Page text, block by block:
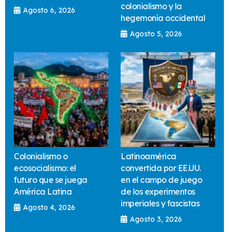
Agosto 6, 2026
colonialismo y la
hegemonía occidental
Agosto 5, 2026
Colonialismo o
ecosocialismo: el
futuro que se juega
América Latina
Agosto 4, 2026
Latinoamérica
convertida por EE.UU.
en el campo de juego
de los experimentos
imperiales y fascistas
Agosto 3, 2026